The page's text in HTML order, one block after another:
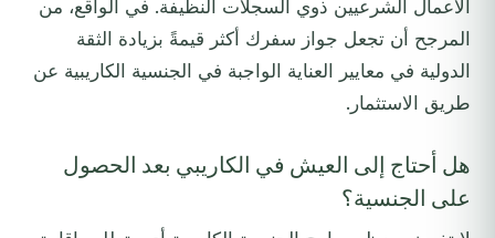
الأعمال الشرعيين ذوي السجلات النظيفة. في الواقع، من
المرجح أن تجعل جواز سفرك أكثر قيمةً بزيادة الثقة
الدولية في معايير العناية الواجبة في الجنسية الكاريبية عن
طريق الاستثمار.
هل أحتاج إلى العيش في الكاريبي بعد الحصول
على الجنسية؟